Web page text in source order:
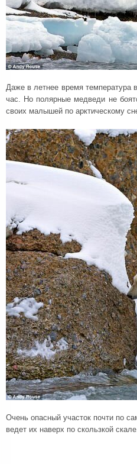
Даже в летнее время температура
час. Но полярные медведи не
своих малышей по арктическому
Очень опасный участок почти по
ведет их наверх по скользкой